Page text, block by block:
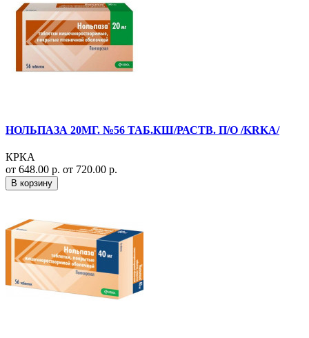
НОЛЬПАЗА 20МГ. №56 ТАБ.КШ/РАСТВ. П/О /KRKA/
КРКА
от 648.00 р. от 720.00 р.
В корзину